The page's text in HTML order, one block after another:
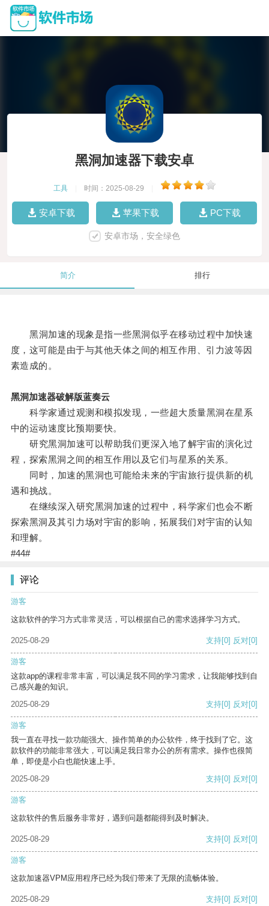
黑洞加速器下载安卓
工具 时间：2025-08-29
安卓下载 苹果下载 PC下载
安卓市场，安全绿色
简介 排行
黑洞加速的现象是指一些黑洞似乎在移动过程中加快速
度，这可能是由于与其他天体之间的相互作用、引力波等因
素造成的。
黑洞加速器破解版蓝奏云
科学家通过观测和模拟发现，一些超大质量黑洞在星系
中的运动速度比预期要快。
研究黑洞加速可以帮助我们更深入地了解宇宙的演化过
程，探索黑洞之间的相互作用以及它们与星系的关系。
同时，加速的黑洞也可能给未来的宇宙旅行提供新的机
遇和挑战。
在继续深入研究黑洞加速的过程中，科学家们也会不断
探索黑洞及其引力场对宇宙的影响，拓展我们对宇宙的认知
和理解。
#44#
评论
游客
这款软件的学习方式非常灵活，可以根据自己的需求选择学习方式。
2025-08-29 支持[0] 反对[0]
游客
这款app的课程非常丰富，可以满足我不同的学习需求，让我能够找到自
己感兴趣的知识。
2025-08-29
支持[0] 反对[0]
游客
我一直在寻找一款功能强大、操作简单的办公软件，终于找到了它。这
款软件的功能非常强大，可以满足我日常办公的所有需求。操作也很简
单，即使是小白也能快速上手。
2025-08-29
支持[0] 反对[0]
游客
这款软件的售后服务非常好，遇到问题都能得到及时解决。
2025-08-29 支持[0] 反对[0]
游客
这款加速器VPM应用程序已经为我们带来了无限的流畅体验。
2025-08-29 支持[0] 反对[0]